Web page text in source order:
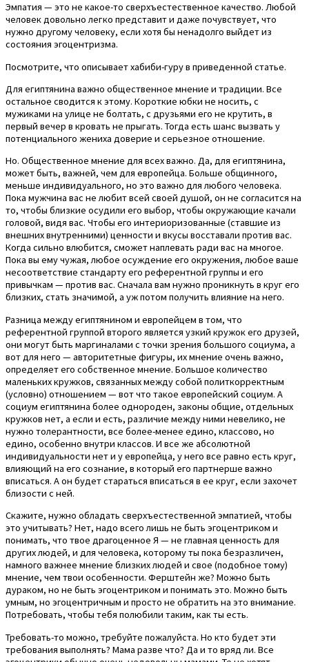
Эмпатия — это не какое-то сверхъестественное качество. Любой
человек довольно легко представит и даже почувствует, что
нужно другому человеку, если хотя бы ненадолго выйдет из
состояния эгоцентризма.
Посмотрите, что описывает хабиби-гуру в приведенной статье.
Для египтянина важно общественное мнение и традиции. Все
остальное сводится к этому. Короткие юбки не носить, с
мужиками на улице не болтать, с друзьями его не крутить, в
первый вечер в кровать не прыгать. Тогда есть шанс вызвать у
потенциального жениха доверие и серьезное отношение.
Но. Общественное мнение для всех важно. Да, для египтянина,
может быть, важней, чем для европейца. Больше общинного,
меньше индивидуального, но это важно для любого человека.
Пока мужчина вас не любит всей своей душой, он не согласится на
то, чтобы близкие осудили его выбор, чтобы окружающие качали
головой, видя вас. Чтобы его интериоризованные (ставшие из
внешних внутренними) ценности и вкусы восставали против вас.
Когда сильно влюбится, сможет наплевать ради вас на многое.
Пока вы ему чужая, любое осуждение его окружения, любое ваше
несоответствие стандарту его референтной группы и его
привычкам — против вас. Сначала вам нужно проникнуть в круг его
близких, стать значимой, а уж потом получить влияние на него.
Разница между египтянином и европейцем в том, что
референтной группой второго является узкий кружок его друзей,
они могут быть маргиналами с точки зрения большого социума, а
вот для него — авторитетные фигуры, их мнение очень важно,
определяет его собственное мнение. Большое количество
маленьких кружков, связанных между собой политкорректным
(условно) отношением — вот что такое европейский социум. А
социум египтянина более однороден, законы общие, отдельных
кружков нет, а если и есть, различие между ними невелико, не
нужно толерантности, все более-менее едино, классово, но
едино, особенно внутри классов. И все же абсолютной
индивидуальности нет и у европейца, у него все равно есть круг,
влияющий на его сознание, в который его партнерше важно
вписаться. А он будет стараться вписаться в ее круг, если захочет
близости с ней.
Скажите, нужно обладать сверхъестественной эмпатией, чтобы
это учитывать? Нет, надо всего лишь не быть эгоцентриком и
понимать, что твое драгоценное Я — не главная ценность для
других людей, и для человека, которому ты пока безразличен,
намного важнее мнение близких людей и свое (подобное тому)
мнение, чем твои особенности. Ферштейн же? Можно быть
дураком, но не быть эгоцентриком и понимать это. Можно быть
умным, но эгоцентричным и просто не обратить на это внимание.
Потребовать, чтобы тебя полюбили таким, как ты есть.
Требовать-то можно, требуйте пожалуйста. Но кто будет эти
требования выполнять? Мама разве что? Да и то вряд ли. Все